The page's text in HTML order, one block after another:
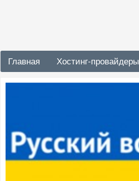
Главная Хостинг-провайдеры